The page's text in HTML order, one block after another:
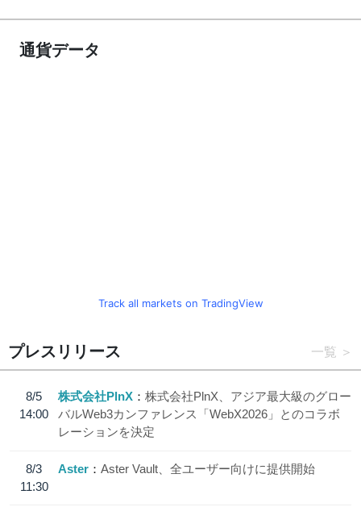
通貨データ
Track all markets on TradingView
プレスリリース 一覧
8/5
14:00
株式会社PlnX
株式会社PlnX、アジア最大級のグロー
バルWeb3カンファレンス「WebX2026」とのコラボ
レーションを決定
8/3
11:30
Aster Aster Vault、全ユーザー向けに提供開始